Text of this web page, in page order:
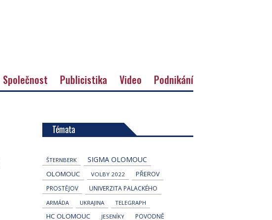
Společnost Publicistika Video Podnikání
Témata
ŠTERNBERK SIGMA OLOMOUC
OLOMOUC VOLBY 2022 PŘEROV
PROSTĚJOV UNIVERZITA PALACKÉHO
ARMÁDA UKRAJINA TELEGRAPH
HC OLOMOUC JESENÍKY POVODNĚ